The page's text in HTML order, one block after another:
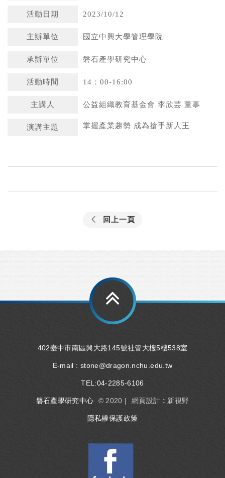
活動日期 2023/10/12
主辦單位 國立中興大學管理學院
承辦單位 磐石產學研究中心
活動時間 14：00-16:00
主講人 公益組織教育基金會 李欣芸 董事
演講主題 掌握產業趨勢 成為搶手新人王
回上一頁
402臺中市南區興大路145號社管大樓5樓538室
E-mail : stone@dragon.nchu.edu.tw
TEL:04-2285-6106
磐石產學研究中心 © 2020 | 網頁設計 : 新視野
隱私權保護政策